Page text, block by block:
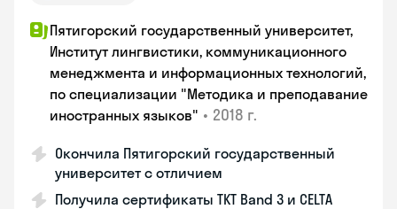
Пятигорский государственный университет,
Институт лингвистики, коммуникационного
менеджмента и информационных технологий,
по специализации "Методика и преподавание
иностранных языков" • 2018 г.
Окончила Пятигорский государственный
университет с отличием
Получила сертификаты TKT Band 3 и CELTA